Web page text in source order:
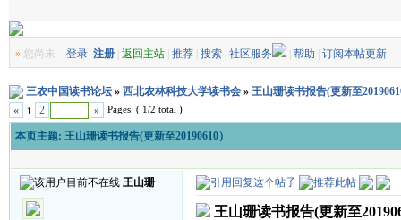
»您尚未 登录 注册| 返回主站| 推荐| 搜索| 社区服务 | 帮助 订阅本帖更新
三农中国读书论坛» 西北农林科技大学读书会 » 王山珊读书报告(更新至
«
1 2 » Pages: ( 1/2 total )
本页主题: 王山珊读书报告(更新至20190610）
王山珊
王山珊读书报告(更新至